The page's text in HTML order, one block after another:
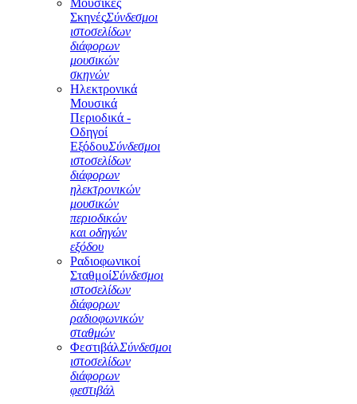
Μουσικές
ΣκηνέςΣύνδεσμοι
ιστοσελίδων
διάφορων
μουσικών
σκηνών
Ηλεκτρονικά
Μουσικά
Περιοδικά -
Οδηγοί
ΕξόδουΣύνδεσμοι
ιστοσελίδων
διάφορων
ηλεκτρονικών
μουσικών
περιοδικών
και οδηγών
εξόδου
Ραδιοφωνικοί
ΣταθμοίΣύνδεσμοι
ιστοσελίδων
διάφορων
ραδιοφωνικών
σταθμών
ΦεστιβάλΣύνδεσμοι
ιστοσελίδων
διάφορων
φεστιβάλ